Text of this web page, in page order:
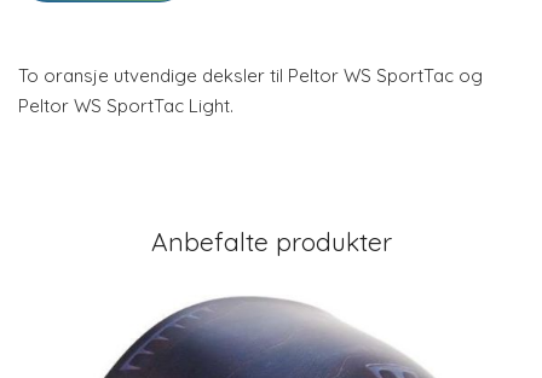
To oransje utvendige deksler til Peltor WS SportTac og
Peltor WS SportTac Light.
Anbefalte produkter